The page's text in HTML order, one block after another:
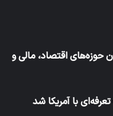
حوزه‌های اقتصاد، مالی و
با آمریکا شد